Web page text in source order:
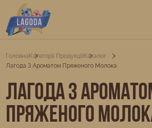
Головна Категорії ПродукціїКаталог
Лагода З Ароматом Пряженого Молока
Лагода з
пряженого